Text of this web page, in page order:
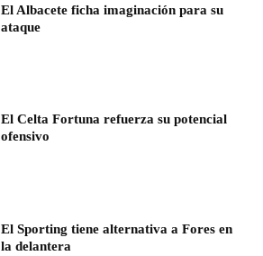
El Albacete ficha imaginación para su
ataque
El Celta Fortuna refuerza su potencial
ofensivo
El Sporting tiene alternativa a Fores en
la delantera